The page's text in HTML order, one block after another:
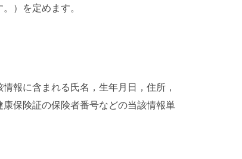
）を定めます。
報に含まれる氏名，生年月日，住所，
保険証の保険者番号などの当該情報単